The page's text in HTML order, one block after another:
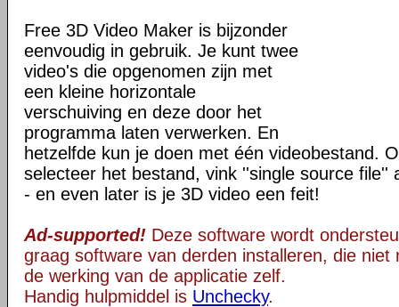
Free 3D Video Maker is bijzonder
eenvoudig in gebruik. Je kunt twee
video's die opgenomen zijn met
een kleine horizontale
verschuiving en deze door het
programma laten verwerken. En
hetzelfde kun je doen met één videobestand.
selecteer het bestand, vink ''single source file''
- en even later is je 3D video een feit!
Ad-supported! Deze software wordt
graag software van derden installeren, die niet
de werking van de applicatie zelf.
Handig hulpmiddel is Unchecky.